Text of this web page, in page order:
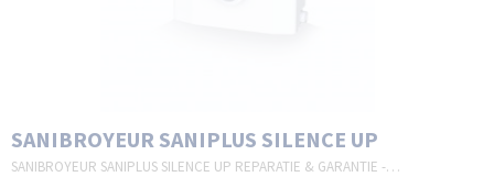
SANIBROYEUR SANIPLUS SILENCE UP
SANIBROYEUR SANIPLUS SILENCE UP REPARATIE & GARANTIE -…